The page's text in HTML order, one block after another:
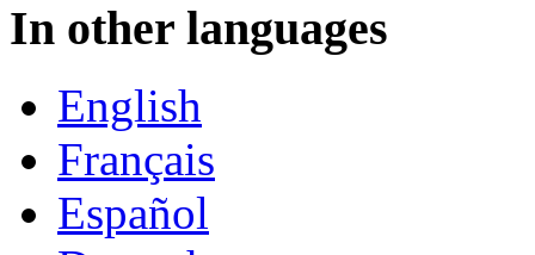
In other languages
English
Français
Español